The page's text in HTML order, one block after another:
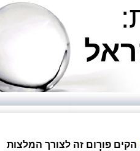
הקים פורום זה לצורך המלצות